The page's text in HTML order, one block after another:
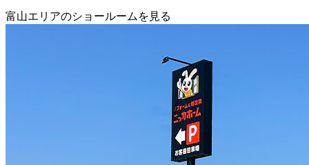
富山エリアのショールームを見る